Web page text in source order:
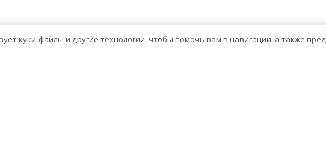
куки-файлы и другие технологии, чтобы помочь вам в навигации, а также